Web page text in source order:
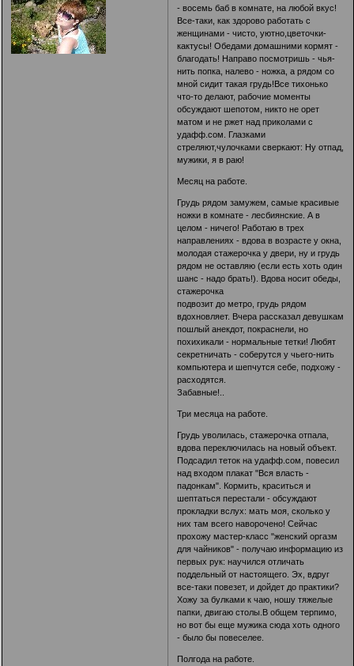
- восемь баб в комнате, на любой вкус!
Все-таки, как здорово работать с
женщинами - чисто, уютно,цветочки-
кактусы! Обедами домашними кормят -
благодать! Направо посмотришь - чья-
нить попка, налево - ножка, а рядом со
мной сидит такая грудь!Все тихонько
что-то делают, рабочие моменты
обсуждают шепотом, никто не орет
матом и не ржет над приколами с
удафф.сом. Глазками
стреляют,чулочками сверкают: Ну отпад,
мужики, я в раю!
Месяц на работе.
Грудь рядом замужем, самые красивые
ножки в комнате - лесбиянские. А в
целом - ничего! Работаю в трех
направлениях - вдова в возрасте у окна,
молодая стажерочка у двери, ну и грудь
рядом не оставляю (если есть хоть один
шанс - надо брать!). Вдова носит обеды,
стажерочка
подвозит до метро, грудь рядом
вдохновляет. Вчера рассказал девушкам
пошлый анекдот, покраснели, но
похихикали - нормальные тетки! Любят
секретничать - соберутся у чьего-нить
компьютера и шепчутся себе, подхожу -
расходятся.
Забавные!..
Три месяца на работе.
Грудь уволилась, стажерочка отпала,
вдова переключилась на новый объект.
Подсадил теток на удафф.сом, повесил
над входом плакат "Вся власть -
падонкам". Кормить, краситься и
шептаться перестали - обсуждают
прокладки вслух: мать моя, сколько у
них там всего наворочено! Сейчас
прохожу мастер-класс "женский оргазм
для чайников" - получаю информацию из
первых рук: научился отличать
поддельный от настоящего. Эх, вдруг
все-таки повезет, и дойдет до практики?
Хожу за булками к чаю, ношу тяжелые
папки, двигаю столы.В общем терпимо,
но вот бы еще мужика сюда хоть одного
- было бы повеселее.
Полгода на работе.